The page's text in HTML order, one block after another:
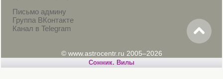
Письмо админу
Группа ВКонтакте
Канал в Telegram
© www.astrocentr.ru 2005–2026
Cонник. Вилы